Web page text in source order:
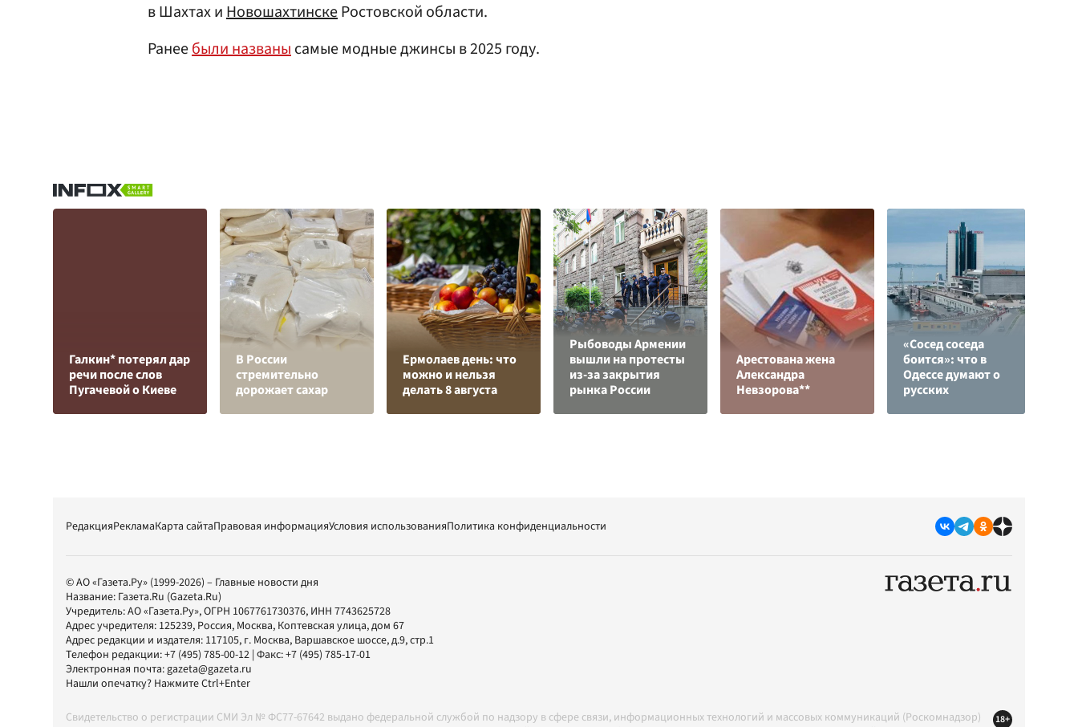
в Шахтах иНовошахтинскеРостовской области.
Ранеебыли названысамые модные джинсы в 2025 году.
Галкин* потерял дар
речи после слов
Пугачевой о Киеве
В России
стремительно
дорожает сахар
Ермолаев день: что
можно и нельзя
делать 8 августа
Рыбоводы Армении
вышли на протесты
из-за закрытия
рынка России
Арестована жена
Александра
Невзорова**
«Сосед соседа
боится»: что в
Одессе думают о
русских
РедакцияРекламаКарта сайтаПравовая информацияУсловия использованияПолитика конфиденциальности
© АО «Газета.Ру» (1999-2026) – Главные новости дня
Название: Газета.Ru (Gazeta.Ru)
Учредитель:АО «Газета.Ру», ОГРН 1067761730376, ИНН 7743625728
Адрес учредителя: 125239, Россия, Москва, Коптевская улица, дом 67
Адрес редакции и издателя: 117105, г. Москва, Варшавское шоссе, д.9, стр.1
Телефон редакции:+7 (495) 785-00-12 | Факс:+7 (495) 785-17-01
Электронная почта:gazeta@gazeta.ru
Нашли опечатку? Нажмите Ctrl+Enter
Свидетельство о регистрации СМИ Эл № ФС77-67642 выдано федеральной службой по надзору в сфере связи, информационных технологий и массовых коммуникаций (Роскомнадзор)
18+